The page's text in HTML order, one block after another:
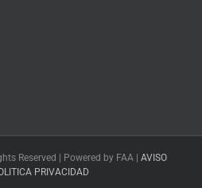
Reserved | Powered by FAA | AVISO
PRIVACIDAD